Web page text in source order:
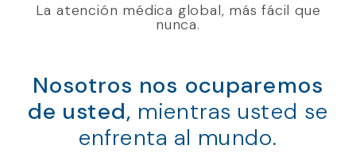
La atención médica global, más fácil que
nunca.
Nosotros nos ocuparemos
de usted, mientras usted se
enfrenta al mundo.